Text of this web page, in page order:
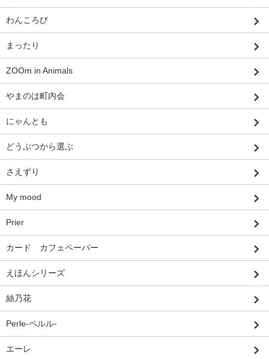
わんころび
まったり
ZOOm in Animals
やまのは町内会
にゃんとも
どうぶつから選ぶ
さえずり
My mood
Prier
カード カフェペーパー
えほんシリーズ
絲乃花
Perle-ペルル-
エーレ